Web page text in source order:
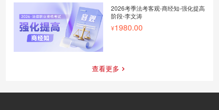
2026考季法考客观-商经知-强化提高
阶段-李文涛
1980.00
查看更多